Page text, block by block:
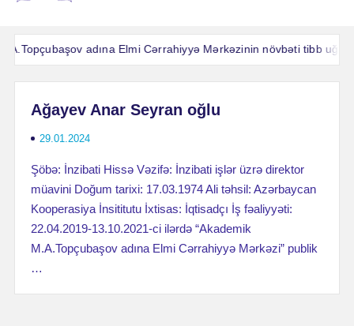
adına Elmi Cərrahiyyə Mərkəzinin növbəti tibb
Ağayev Anar Seyran oğlu
29.01.2024
Şöbə: İnzibati Hissə Vəzifə: İnzibati işlər üzrə direktor
müavini Doğum tarixi: 17.03.1974 Ali təhsil: Azərbaycan
Kooperasiya İnsititutu İxtisas: İqtisadçı İş fəaliyyəti:
22.04.2019-13.10.2021-ci ilərdə “Akademik
M.A.Topçubaşov adına Elmi Cərrahiyyə Mərkəzi” publik
…